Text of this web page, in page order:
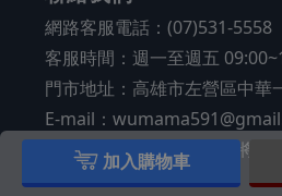
加入購物車
網路客服電話：(07)531-5558
客服時間：週一至週五
門市地址：高雄市左營區中華
E-mail：
如遇國定假日，客服休息將於